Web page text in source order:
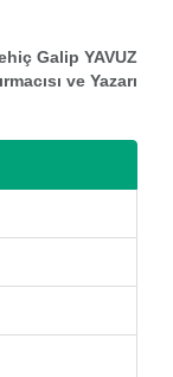
Galip YAVUZ
ve Yazarı